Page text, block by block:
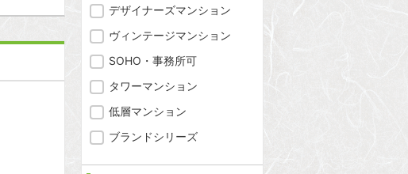
デザイナーズマンション
ヴィンテージマンション
SOHO・事務所可
タワーマンション
低層マンション
ブランドシリーズ